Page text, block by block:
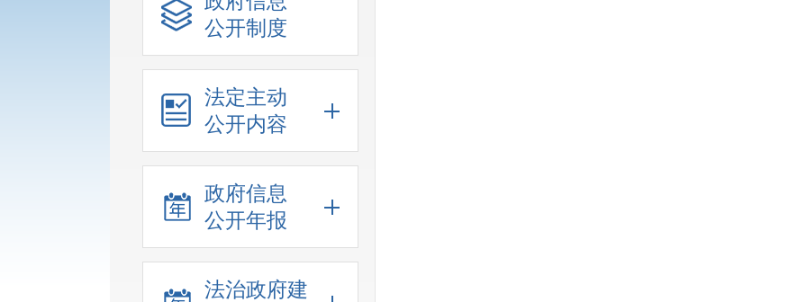
公开制度
法定主动
公开内容
政府信息
公开年报
法治政府建